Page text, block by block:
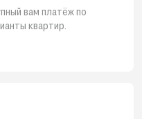
вам платёж по
квартир.